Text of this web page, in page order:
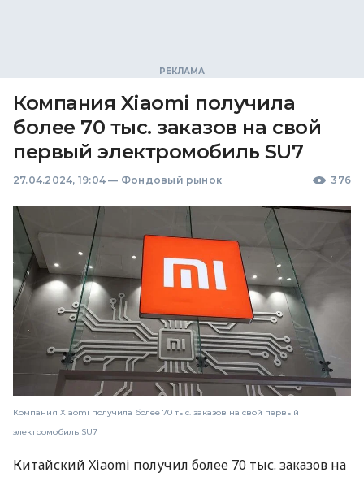
Компания Xiaomi получила
более 70 тыс. заказов на свой
первый электромобиль SU7
27.04.2024, 19:04 — Фондовый рынок 376
Компания Xiaomi получила более 70 тыс. заказов на свой первый
электромобиль SU7
Китайский Xiaomi получил более 70 тыс. заказов на